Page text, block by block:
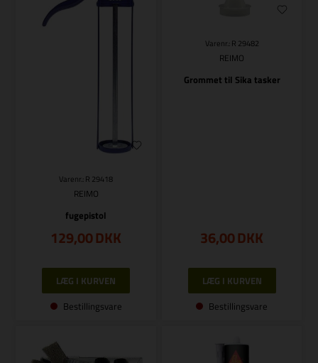
Varenr.: R 29418
REIMO
fugepistol
129,00DKK
Bestillingsvare
Varenr.: R 29482
REIMO
Grommet til Sika tasker
36,00DKK
Bestillingsvare